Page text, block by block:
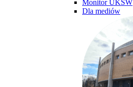
Monitor UKSW
Dla mediów